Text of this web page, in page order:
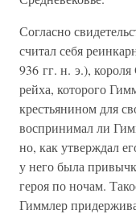
Согласно
считал себя
936 гг. н. э.),
рейха, которого
крестьянином для
воспринимал ли
но, как утверждал
у него была
героя по ночам.
Гиммлер